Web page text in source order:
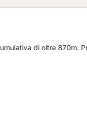
di oltre 870m.